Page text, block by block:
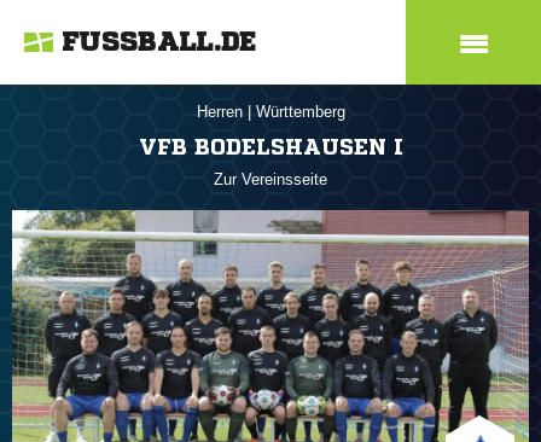
FUSSBALL.DE
Herren Württemberg
VFB BODELSHAUSEN I
Zur Vereinsseite